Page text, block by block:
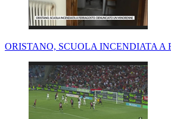
ORISTANO, SCUOLA INCENDIATA